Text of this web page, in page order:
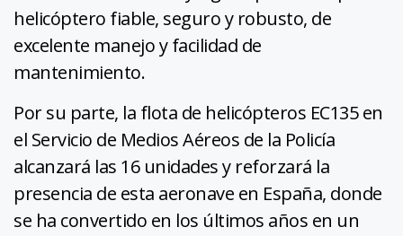
helicóptero fiable, seguro y robusto, de
excelente manejo y facilidad de
mantenimiento.
Por su parte, la flota de helicópteros EC135 en
el Servicio de Medios Aéreos de la Policía
alcanzará las 16 unidades y reforzará la
presencia de esta aeronave en España, donde
se ha convertido en los últimos años en un